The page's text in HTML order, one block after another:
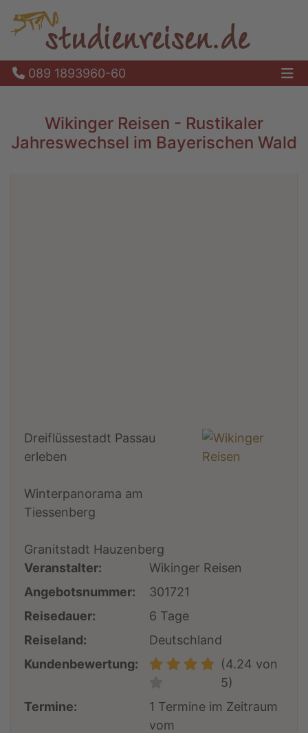
089 1893960-60
Wikinger Reisen - Rustikaler
Jahreswechsel im Bayerischen Wald
Dreiflüssestadt Passau
erleben
Winterpanorama am
Tiessenberg
Granitstadt Hauzenberg
Veranstalter:
Wikinger Reisen
Angebotsnummer:
301721
Reisedauer:
6 Tage
Reiseland:
Deutschland
Kundenbewertung:
(4.24 von
5)
Termine:
1 Termine im Zeitraum
vom